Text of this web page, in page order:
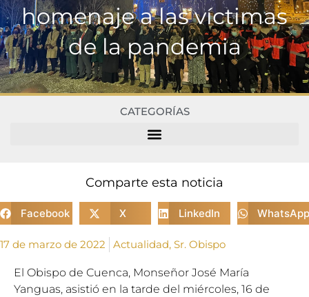
homenaje a las víctimas
de la pandemia
CATEGORÍAS
Comparte esta noticia
Facebook X LinkedIn WhatsApp
17 de marzo de 2022 Actualidad, Sr. Obispo
El Obispo de Cuenca, Monseñor José María
Yanguas, asistió en la tarde del miércoles, 16 de